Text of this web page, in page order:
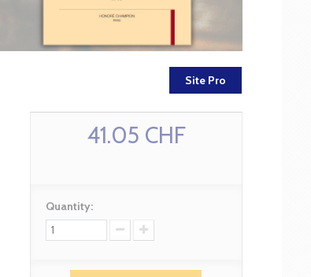
Site Pro
41.05 CHF
Quantity: